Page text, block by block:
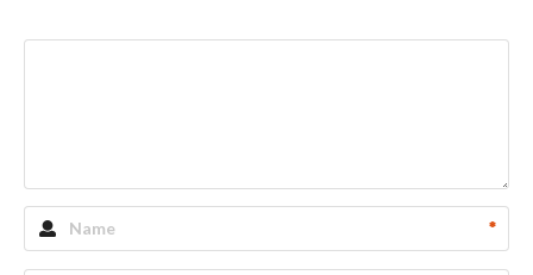
*